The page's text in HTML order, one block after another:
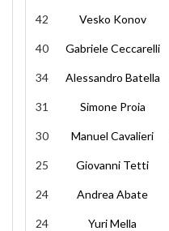
42 Vesko Konov
40 Gabriele Ceccarelli
34 Alessandro Batella
31 Simone Proia
30 Manuel Cavalieri
25 Giovanni Tetti
24 Andrea Abate
24 Yuri Mella